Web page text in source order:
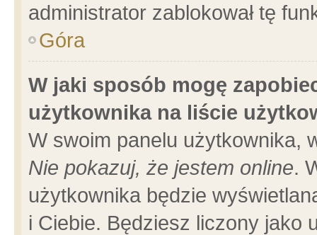
administrator zablokował tę
Góra
W jaki sposób mogę
użytkownika na liście
W swoim panelu użytkownika,
Nie pokazuj, że jestem online.
użytkownika będzie
i Ciebie. Będziesz liczony jako